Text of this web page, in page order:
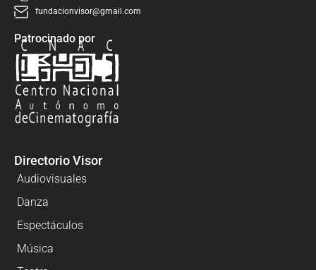
fundacionvisor@gmail.com
Patrocinado por
Directorio Visor
Audiovisuales
Danza
Espectáculos
Música